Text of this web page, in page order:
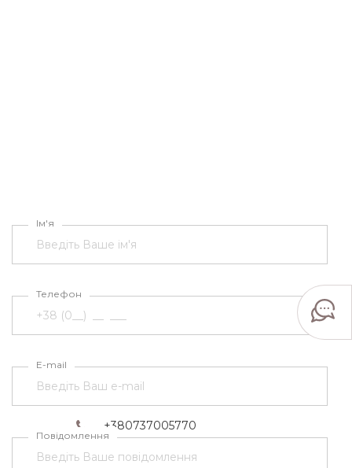
Черкаси, провул. Зелінського
1\1
+380737005770
amers_mebel@ukr.net
Ім'я
Телефон
E-mail
Повідомлення